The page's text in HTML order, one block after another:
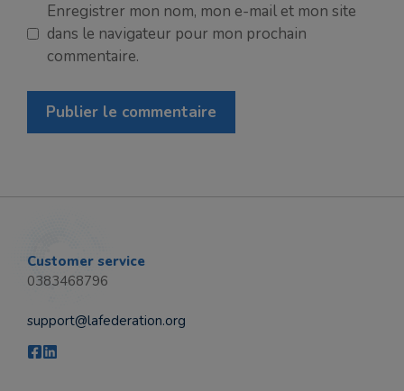
Enregistrer mon nom, mon e-mail et mon site
dans le navigateur pour mon prochain
commentaire.
Customer service
0383468796
support@lafederation.org